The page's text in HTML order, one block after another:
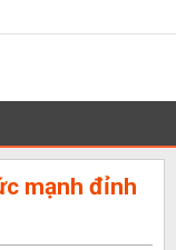
mạnh đỉnh